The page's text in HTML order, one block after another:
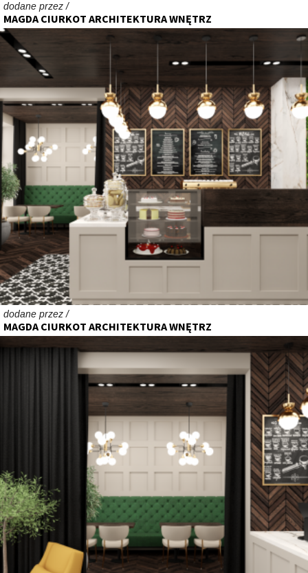
dodane przez /
MAGDA CIURKOT ARCHITEKTURA WNĘTRZ
dodane przez /
MAGDA CIURKOT ARCHITEKTURA WNĘTRZ